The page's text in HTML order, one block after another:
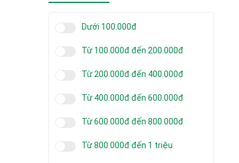
Dưới 100.000đ
Từ 100.000đ đến 200.000đ
Từ 200.000đ đến 400.000đ
Từ 400.000đ đến 600.000đ
Từ 600.000đ đến 800.000đ
Từ 800.000đ đến 1 triệu